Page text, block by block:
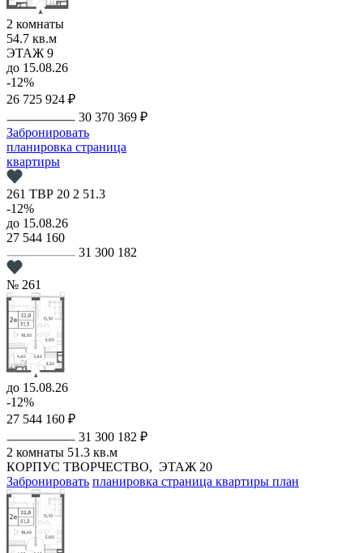
2 комнаты
54.7 кв.м
ЭТАЖ 9
до 15.08.26
-12%
26 725 924 ₽
30 370 369 ₽
Забронировать
планировка страница
квартиры
261 ТВР 20 2 51.3
-12%
до 15.08.26
27 544 160
31 300 182
№ 261
до 15.08.26
-12%
27 544 160 ₽
31 300 182 ₽
2 комнаты 51.3 кв.м
КОРПУС ТВОРЧЕСТВО, ЭТАЖ 20
Забронировать планировка страница квартиры план